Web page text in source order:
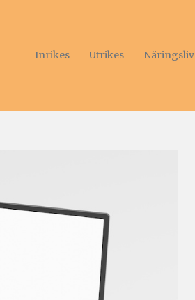
Inrikes Utrikes Näringsliv